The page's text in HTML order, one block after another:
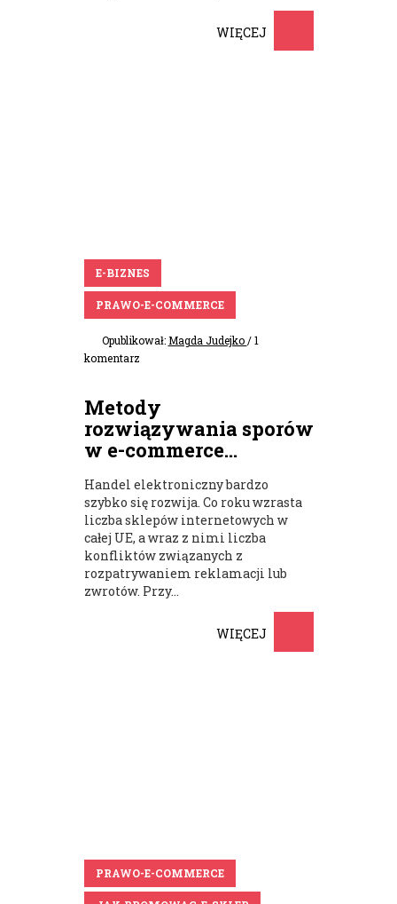
WIĘCEJ
E-BIZNES
PRAWO-E-COMMERCE
Opublikował:Magda Judejko/ 1
komentarz
Metody
rozwiązywania sporów
w e-commerce...
Handel elektroniczny bardzo
szybko się rozwija. Co roku wzrasta
liczba sklepów internetowych w
całej UE, a wraz z nimi liczba
konfliktów związanych z
rozpatrywaniem reklamacji lub
zwrotów. Przy...
WIĘCEJ
PRAWO-E-COMMERCE